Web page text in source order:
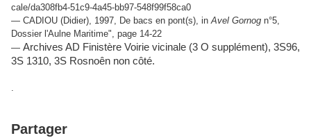
cale/da308fb4-51c9-4a45-bb97-548f99f58ca0
— CADIOU (Didier), 1997, De bacs en pont(s), inAvel Gornog n°5,
Dossier l'Aulne Maritime", page 14-22
— Archives AD Finistère Voirie vicinale (3 O supplément), 3S96,
3S 1310, 3S Rosnoên non côté.
.
Partager